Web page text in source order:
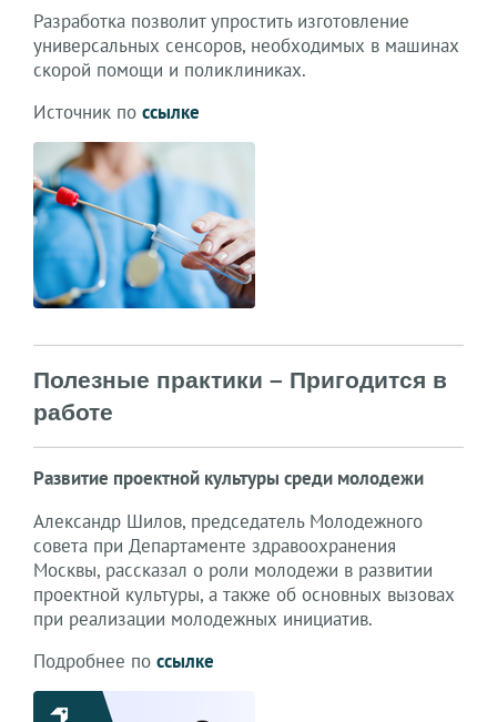
Разработка позволит упростить изготовление
универсальных сенсоров, необходимых в машинах
скорой помощи и поликлиниках.
Источник по ссылке
Полезные практики – Пригодится в
работе
Развитие проектной культуры среди молодежи
Александр Шилов, председатель Молодежного
совета при Департаменте здравоохранения
Москвы, рассказал о роли молодежи в развитии
проектной культуры, а также об основных вызовах
при реализации молодежных инициатив.
Подробнее по ссылке